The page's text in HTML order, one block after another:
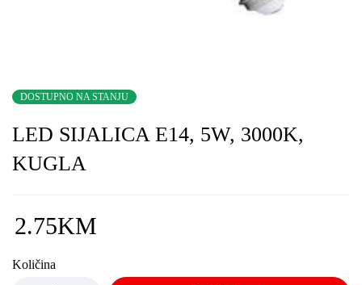
DOSTUPNO NA STANJU
LED SIJALICA E14, 5W, 3000K,
KUGLA
2.75KM
Količina